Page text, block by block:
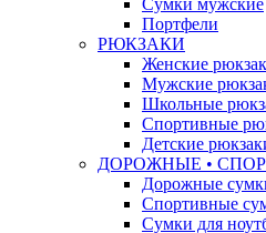
Сумки мужские
Портфели
РЮКЗАКИ
Женские
Мужские
Школьные
Спортивные
Детские
ДОРОЖНЫЕ •
Дорожные
Спортивные
Сумки для